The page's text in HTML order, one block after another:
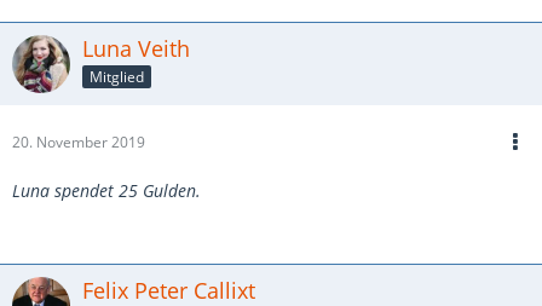
Luna Veith
Mitglied
20. November 2019
Luna spendet 25 Gulden.
Felix Peter Callixt